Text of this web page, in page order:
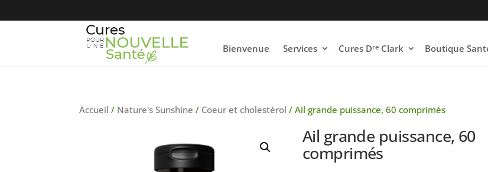
Bienvenue Services Cures DreClark Boutique
Accueil / Nature's Sunshine / Coeur et cholestérol / Ail grande puissance, 60 comprimés
Ail grande puissance, 60
comprimés